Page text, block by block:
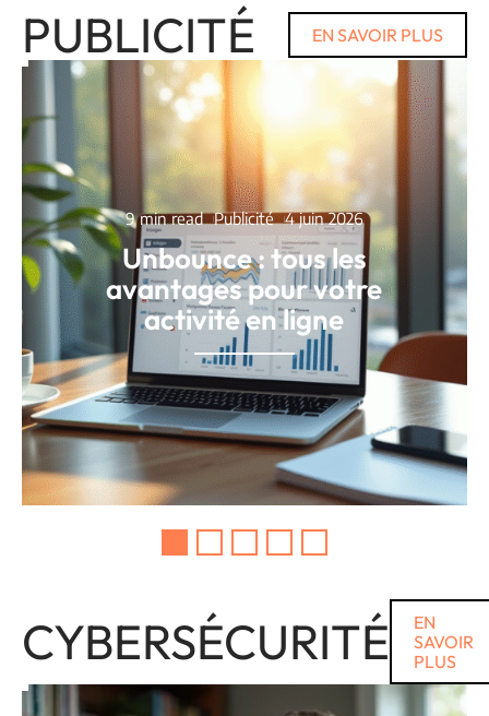
PUBLICITÉ EN SAVOIR PLUS
9 min read Publicité 4 juin 2026
Unbounce : tous les
avantages pour votre
activité en ligne
CYBERSÉCURITÉ
EN
SAVOIR
PLUS